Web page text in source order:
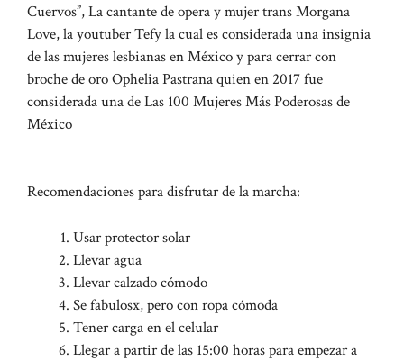
Cuervos”, La cantante de opera y mujer trans Morgana
Love, la youtuber Tefy la cual es considerada una insignia
de las mujeres lesbianas en México y para cerrar con
broche de oro Ophelia Pastrana quien en 2017 fue
considerada una de Las 100 Mujeres Más Poderosas de
México
Recomendaciones para disfrutar de la marcha:
Usar protector solar
Llevar agua
Llevar calzado cómodo
Se fabulosx, pero con ropa cómoda
Tener carga en el celular
Llegar a partir de las 15:00 horas para empezar a